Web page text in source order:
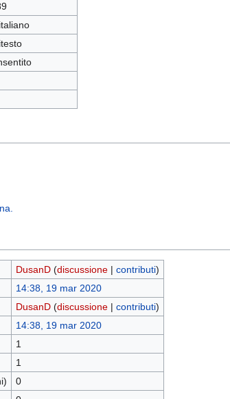
DusanD (discussione| contributi)
14:38, 19 mar 2020
DusanD (discussione| contributi)
14:38, 19 mar 2020
1
1
0